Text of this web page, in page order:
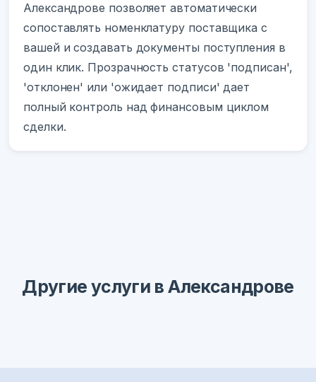
Александрове позволяет автоматически
сопоставлять номенклатуру поставщика с
вашей и создавать документы поступления в
один клик. Прозрачность статусов 'подписан',
'отклонен' или 'ожидает подписи' дает
полный контроль над финансовым циклом
сделки.
Другие услуги в Александрове